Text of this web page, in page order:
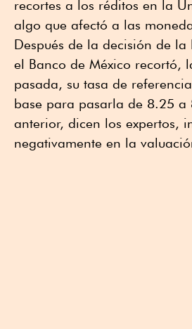
recortes a los réditos en la
algo que afectó a las
Después de la decisión de la
el Banco de México recortó,
pasada, su tasa de
base para pasarla de 8.25 a
anterior, dicen los expertos,
negativamente en la